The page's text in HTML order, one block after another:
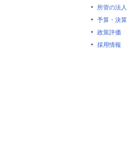
所管の法人
予算・決算
政策評価
採用情報